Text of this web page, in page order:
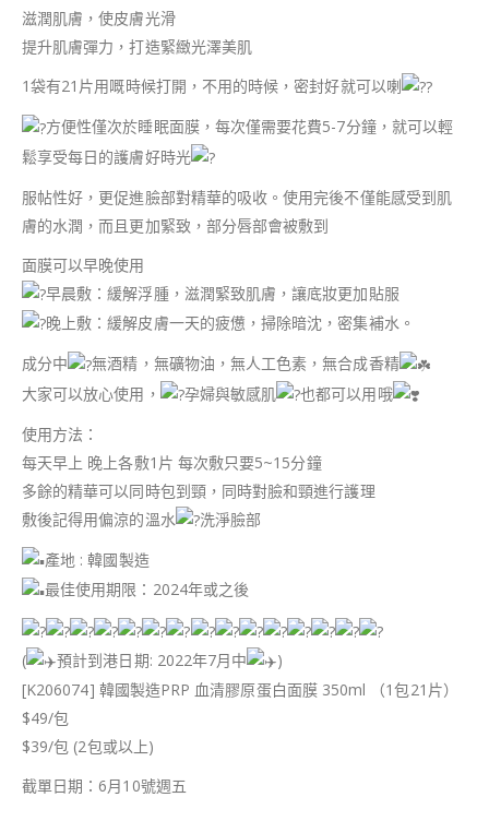
滋潤肌膚，使皮膚光滑
提升肌膚彈力，打造緊緻光澤美肌
1袋有21片用嘅時候打開，不用的時候，密封好就可以喇
方便性僅次於睡眠面膜，每次僅需要花費5-7分鐘，就可以輕
鬆享受每日的護膚好時光
服帖性好，更促進臉部對精華的吸收。使用完後不僅能感受到肌
膚的水潤，而且更加緊致，部分唇部會被敷到
面膜可以早晚使用
早晨敷：緩解浮腫，滋潤緊致肌膚，讓底妝更加貼服
晚上敷：緩解皮膚一天的疲憊，掃除暗沈，密集補水。
成分中
無酒精，無礦物油，無人工色素，無合成香精
大家可以放心使用，
孕婦與敏感肌
也都可以用哦
使用方法：
每天早上 晚上各敷1片 每次敷只要5~15分鐘
多餘的精華可以同時包到頸，同時對臉和頸進行護理
敷後記得用偏涼的溫水
洗淨臉部
產地 : 韓國製造
最佳使用期限：2024年或之後
( 預計到港日期: 2022年7月中
)
[K206074] 韓國製造PRP 血清膠原蛋白面膜 350ml （1包21片）
$49/包
$39/包 (2包或以上)
截單日期：6月10號週五